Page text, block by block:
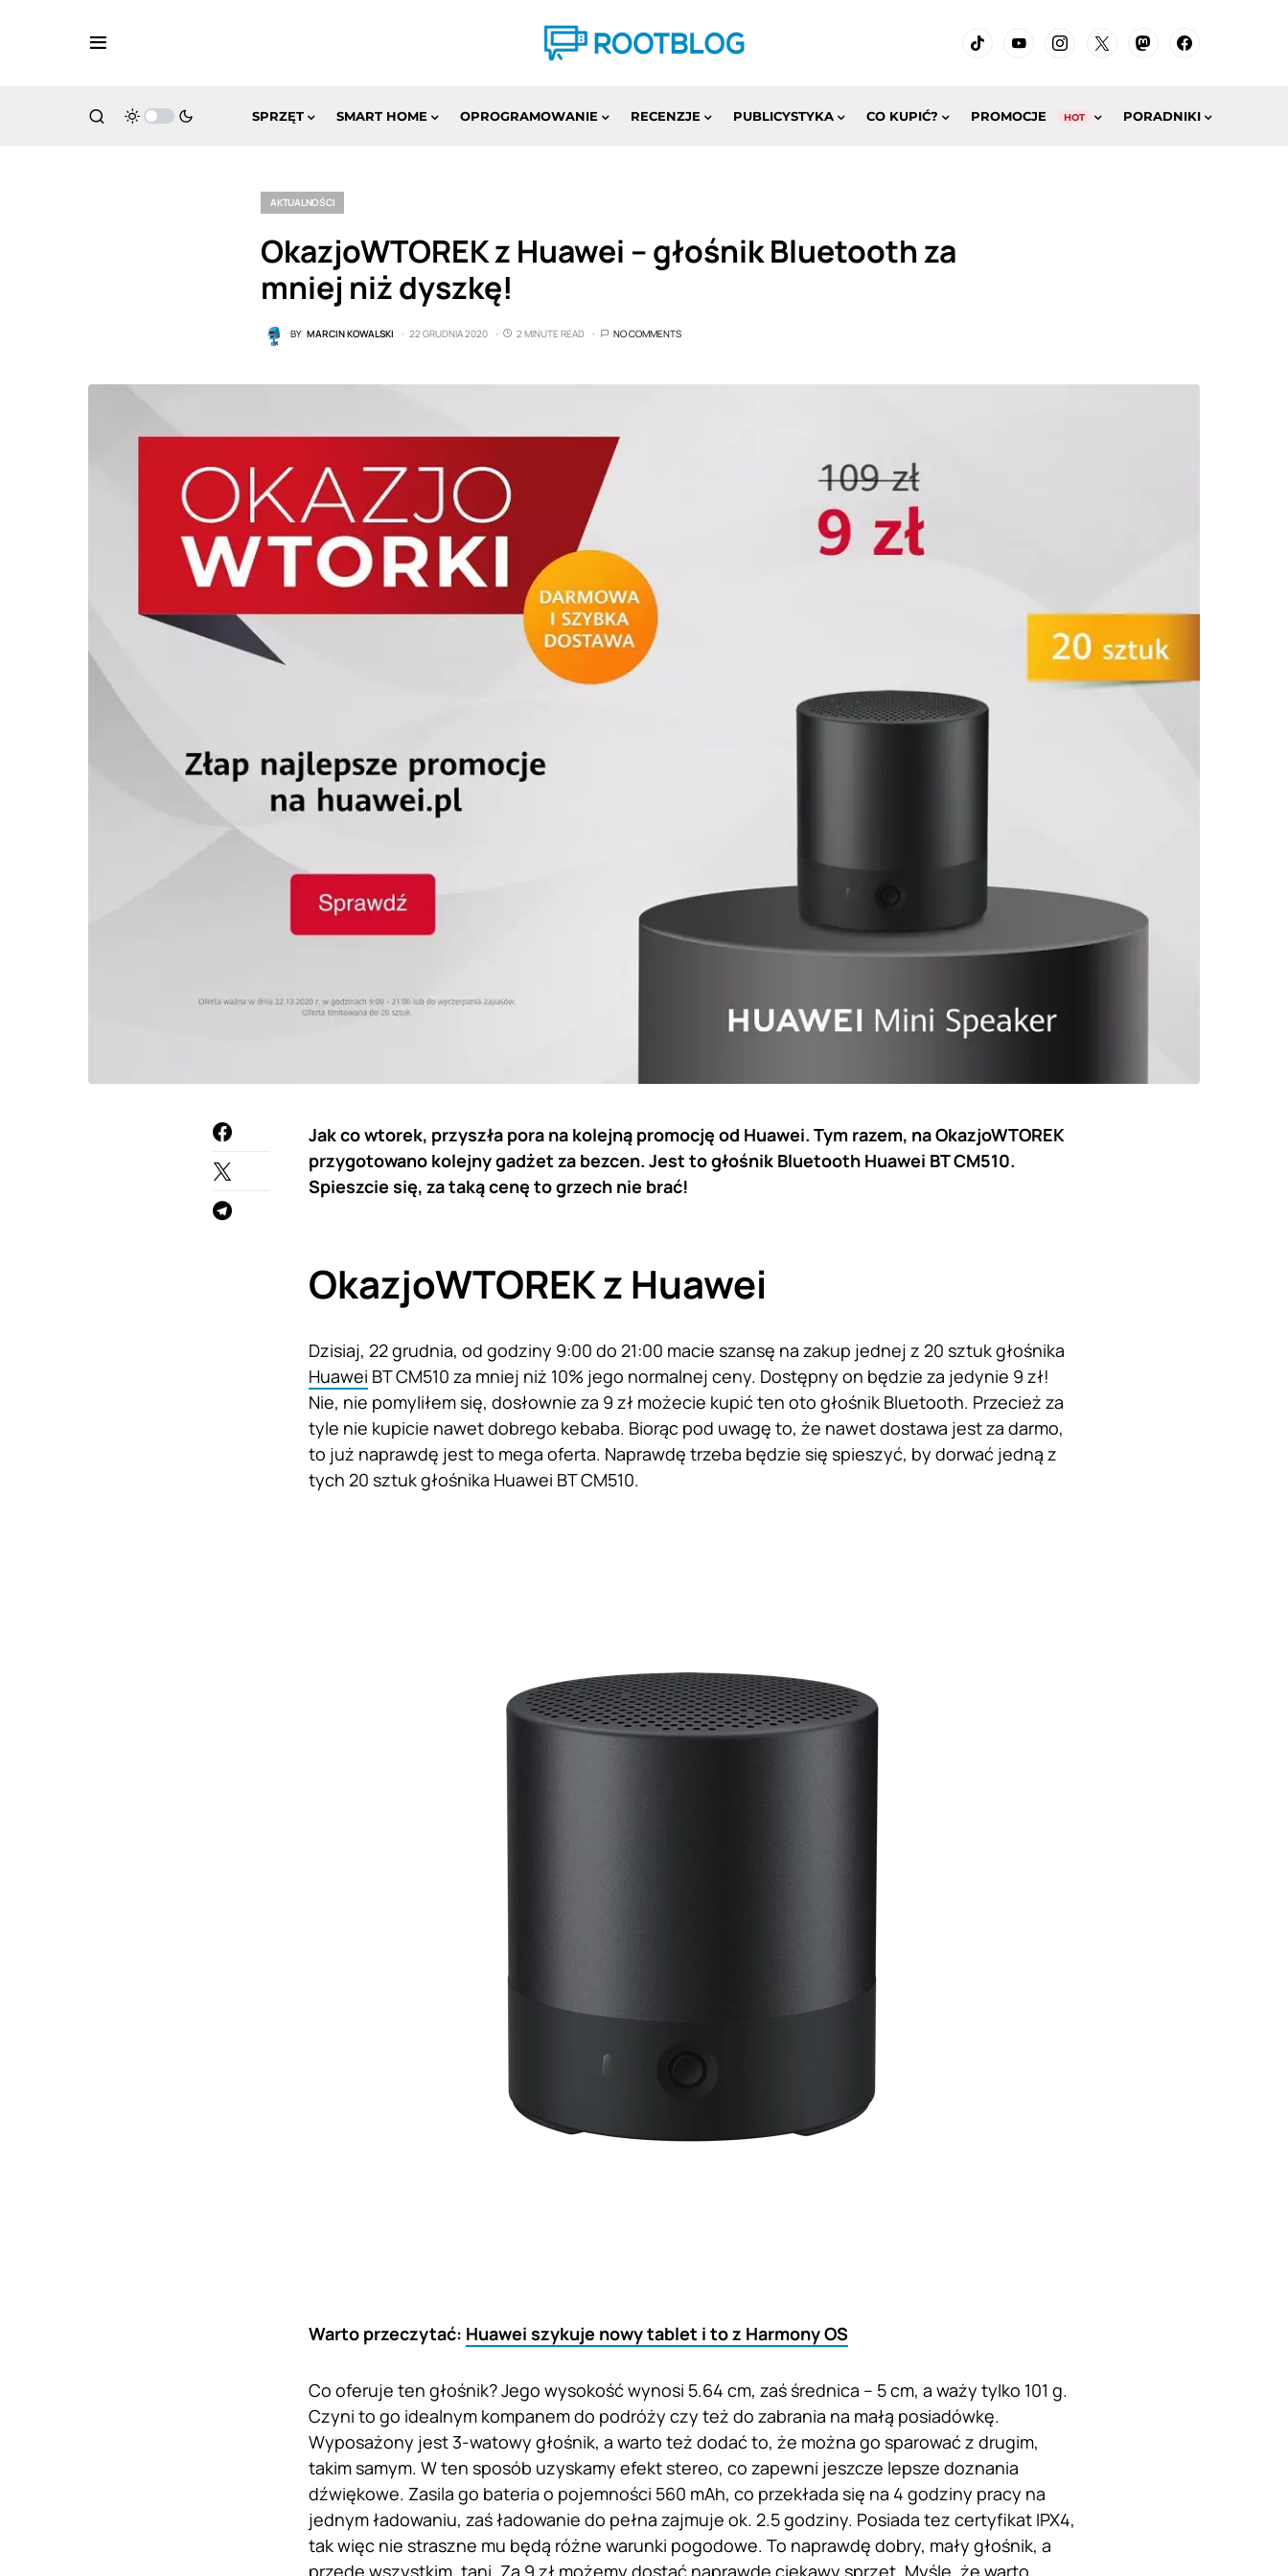
SPRZĘT SMART HOME OPROGRAMOWANIE RECENZJE PUBLICYSTYKA CO KUPIĆ? PROMOCJE HOT PORADNIKI
AKTUALNOŚCI
OkazjoWTOREK z Huawei – głośnik Bluetooth za
mniej niż dyszkę!
BY MARCIN KOWALSKI 22 GRUDNIA 2020 2 MINUTE READ NO COMMENTS
Jak co wtorek, przyszła pora na kolejną promocję od Huawei. Tym razem, na OkazjoWTOREK
przygotowano kolejny gadżet za bezcen. Jest to głośnik Bluetooth Huawei BT CM510.
Spieszcie się, za taką cenę to grzech nie brać!
OkazjoWTOREK z Huawei
Dzisiaj, 22 grudnia, od godziny 9:00 do 21:00 macie szansę na zakup jednej z 20 sztuk głośnika
Huawei BT CM510 za mniej niż 10% jego normalnej ceny. Dostępny on będzie za jedynie 9 zł!
Nie, nie pomyliłem się, dosłownie za 9 zł możecie kupić ten oto głośnik Bluetooth. Przecież za
tyle nie kupicie nawet dobrego kebaba. Biorąc pod uwagę to, że nawet dostawa jest za darmo,
to już naprawdę jest to mega oferta. Naprawdę trzeba będzie się spieszyć, by dorwać jedną z
tych 20 sztuk głośnika Huawei BT CM510.
Warto przeczytać: Huawei szykuje nowy tablet i to z Harmony OS
Co oferuje ten głośnik? Jego wysokość wynosi 5.64 cm, zaś średnica – 5 cm, a waży tylko 101 g.
Czyni to go idealnym kompanem do podróży czy też do zabrania na małą posiadówkę.
Wyposażony jest 3-watowy głośnik, a warto też dodać to, że można go sparować z drugim,
takim samym. W ten sposób uzyskamy efekt stereo, co zapewni jeszcze lepsze doznania
dźwiękowe. Zasila go bateria o pojemności 560 mAh, co przekłada się na 4 godziny pracy na
jednym ładowaniu, zaś ładowanie do pełna zajmuje ok. 2.5 godziny. Posiada tez certyfikat IPX4,
tak więc nie straszne mu będą różne warunki pogodowe. To naprawdę dobry, mały głośnik, a
przede wszystkim, tani. Za 9 zł możemy dostać naprawdę ciekawy sprzęt. Myślę, że warto